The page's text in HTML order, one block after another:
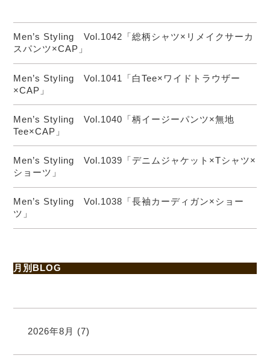
Men’s Styling Vol.1042「総柄シャツ×リメイクサーカ
スパンツ×CAP」
Men’s Styling Vol.1041「白Tee×ワイドトラウザー
×CAP」
Men’s Styling Vol.1040「柄イージーパンツ×無地
Tee×CAP」
Men’s Styling Vol.1039「デニムジャケット×Tシャツ×
ショーツ」
Men’s Styling Vol.1038「長袖カーディガン×ショー
ツ」
月別BLOG
2026年8月 (7)